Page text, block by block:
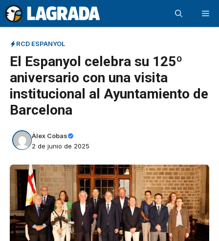
Saltar
al
contenido
RCD ESPANYOL
El Espanyol celebra su 125º
aniversario con una visita
institucional al Ayuntamiento de
Barcelona
Àlex Cobas
2 de junio de 2025